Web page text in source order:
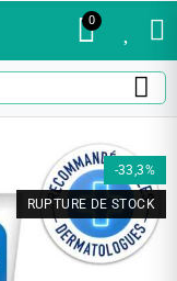
0
-33,3%
RUPTURE DE STOCK